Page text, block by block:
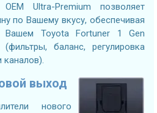
Ultra-Premium позволяет
по Вашему вкусу, обеспечивая
Вашем Toyota Fortuner 1 Gen
баланс, регулировка
каналов).
выход
нового